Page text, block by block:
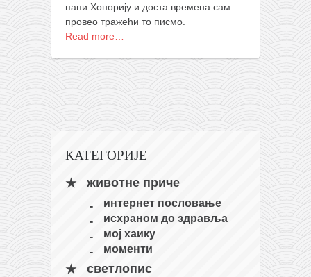
календар српски
азбуки и књиге
Окинава карате
најновије на блогу
моје белешке
историја каратеа
бубиши
карате
кушанку
пасаи
папи Хонорију и доста времена сам
провео тражећи то писмо.
Read more…
КАТЕГОРИЈЕ
животне приче
интернет пословање
исхраном до здравља
мој хаику
моменти
светлопис